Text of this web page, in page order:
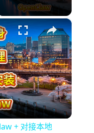
×
大模型全攻略
+ 对接本地